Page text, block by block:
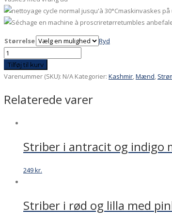
maskinvaskes på
tørretumbles
Størrelse
Ryd
Strømpe
kashmir
i
med
Tilføj til kurv
Varenummer (SKU): N/A Kategorier: Kashmir Mænd
Relaterede varer
Striber i antracit og indigo
249kr.
Striber i rød og lilla med